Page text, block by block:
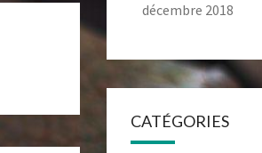
décembre 2018
CATÉGORIES